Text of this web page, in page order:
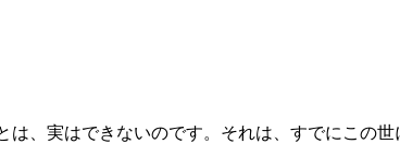
、実はできないのです。それは、すでにこの